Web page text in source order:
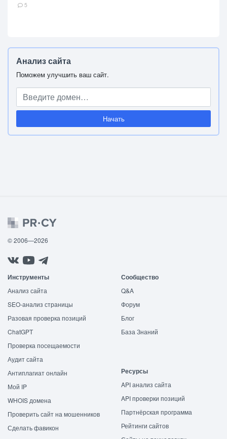
5
Анализ сайта
Поможем улучшить ваш сайт.
Начать
© 2006—2026
Инструменты
Анализ сайта
SEO-анализ страницы
Разовая проверка позиций
ChatGPT
Проверка посещаемости
Аудит сайта
Антиплагиат онлайн
Мой IP
WHOIS домена
Проверить сайт на мошенников
Сделать фавикон
Сообщество
Q&A
Форум
Блог
База Знаний
Ресурсы
API анализ сайта
API проверки позиций
Партнёрская программа
Рейтинги сайтов